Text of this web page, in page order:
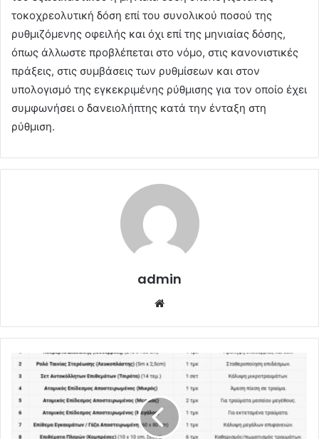
τοκοχρεολυτική δόση επί του συνολικού ποσού της
ρυθμιζόμενης οφειλής και όχι επί της μηνιαίας δόσης,
όπως άλλωστε προβλέπεται στο νόμο, στις κανονιστικές
πράξεις, στις συμβάσεις των ρυθμίσεων και στον
υπολογισμό της εγκεκριμένης ρύθμισης για τον οποίο έχει
συμφωνήσει ο δανειολήπτης κατά την ένταξη στη
ρύθμιση.
admin